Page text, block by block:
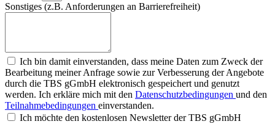
Sonstiges (z.B. Anforderungen an Barrierefreiheit)
Ich bin damit einverstanden, dass meine Daten zum Zweck der
Bearbeitung meiner Anfrage sowie zur Verbesserung der Angebote
durch die TBS gGmbH elektronisch gespeichert und genutzt
werden. Ich erkläre mich mit den Datenschutzbedingungen und den
Teilnahmebedingungen einverstanden.
Ich möchte den kostenlosen Newsletter der TBS gGmbH